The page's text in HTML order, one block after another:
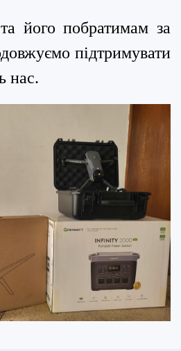
його побратимам за
підтримувати
нас.